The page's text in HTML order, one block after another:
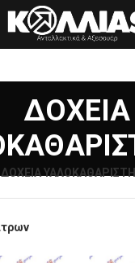
ΔΟΧΕΙΑ
ΔΟΧΕΙΑ